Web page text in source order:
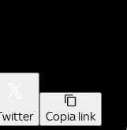
Copia link